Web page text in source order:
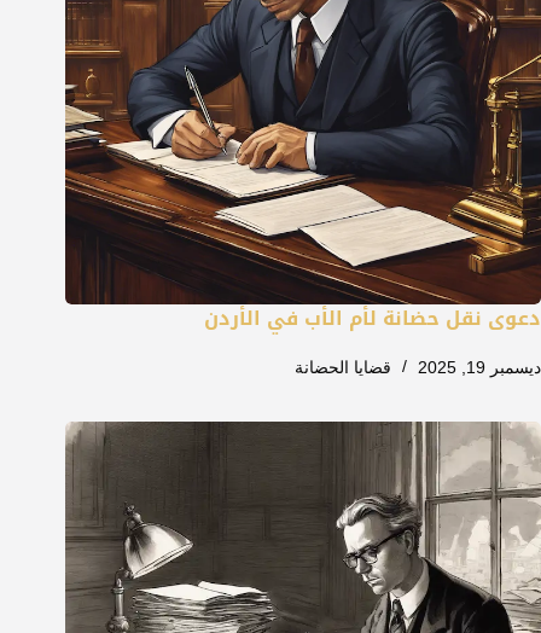
دعوى نقل حضانة لأم الأب في الأردن
ديسمبر 19, 2025 قضايا الحضانة